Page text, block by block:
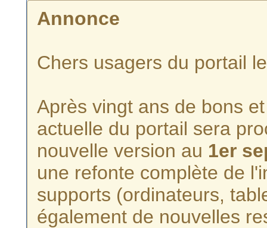
Annonce
Chers usagers du portail
Après vingt ans de bons
actuelle du portail sera
nouvelle version au 1er
une refonte complète de
supports (ordinateurs,
également de nouvelles